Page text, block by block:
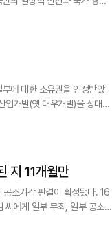
에 대한 소유권을 인정받았
지 11개월만
기각 판결이 확정됐다. 16
씨에게 일부 무죄, 일부 공소기